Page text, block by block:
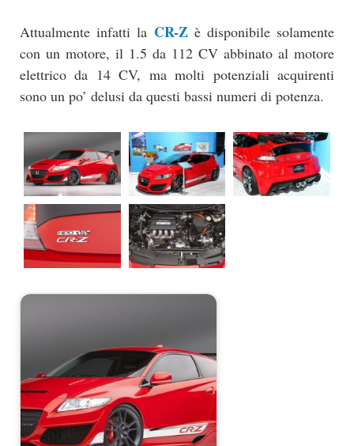
Attualmente infatti la CR-Zè disponibile solamente
con un motore, il 1.5 da 112 CV abbinato al motore
elettrico da 14 CV, ma molti potenziali acquirenti
sono un po’ delusi da questi bassi numeri di potenza.